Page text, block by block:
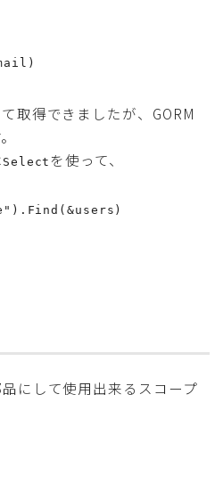
取得できましたが、GORM
Select を使って、
にして使用出来るスコープ